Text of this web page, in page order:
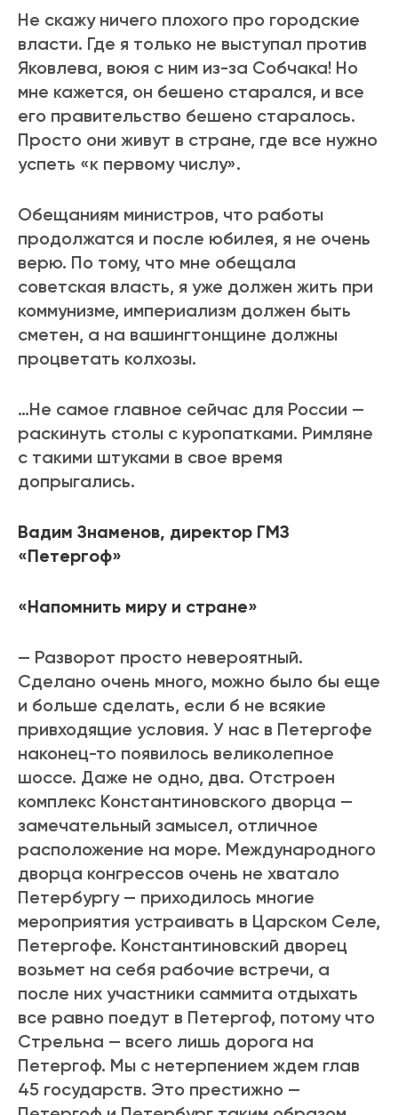
Не скажу ничего плохого про городские
власти. Где я только не выступал против
Яковлева, воюя с ним из-за Собчака! Но
мне кажется, он бешено старался, и все
его правительство бешено старалось.
Просто они живут в стране, где все нужно
успеть «к первому числу».
Обещаниям министров, что работы
продолжатся и после юбилея, я не очень
верю. По тому, что мне обещала
советская власть, я уже должен жить при
коммунизме, империализм должен быть
сметен, а на вашингтонщине должны
процветать колхозы.
…Не самое главное сейчас для России —
раскинуть столы с куропатками. Римляне
с такими штуками в свое время
допрыгались.
Вадим Знаменов, директор ГМЗ
«Петергоф»
«Напомнить миру и стране»
— Разворот просто невероятный.
Сделано очень много, можно было бы еще
и больше сделать, если б не всякие
привходящие условия. У нас в Петергофе
наконец-то появилось великолепное
шоссе. Даже не одно, два. Отстроен
комплекс Константиновского дворца —
замечательный замысел, отличное
расположение на море. Международного
дворца конгрессов очень не хватало
Петербургу — приходилось многие
мероприятия устраивать в Царском Селе,
Петергофе. Константиновский дворец
возьмет на себя рабочие встречи, а
после них участники саммита отдыхать
все равно поедут в Петергоф, потому что
Стрельна — всего лишь дорога на
Петергоф. Мы с нетерпением ждем глав
45 государств. Это престижно —